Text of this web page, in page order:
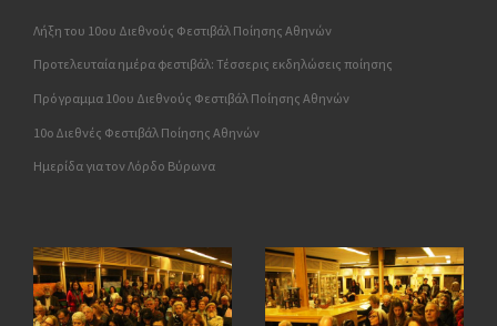
Λήξη του 10ου Διεθνούς Φεστιβάλ Ποίησης Αθηνών
Προτελευταία ημέρα φεστιβάλ: Τέσσερις εκδηλώσεις ποίησης
Πρόγραμμα 10ου Διεθνούς Φεστιβάλ Ποίησης Αθηνών
10o Διεθνές Φεστιβάλ Ποίησης Αθηνών
Ημερίδα για τον Λόρδο Βύρωνα